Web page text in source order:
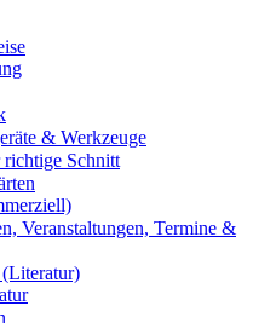
& Werkzeuge
Schnitt
Veranstaltungen, Termine &